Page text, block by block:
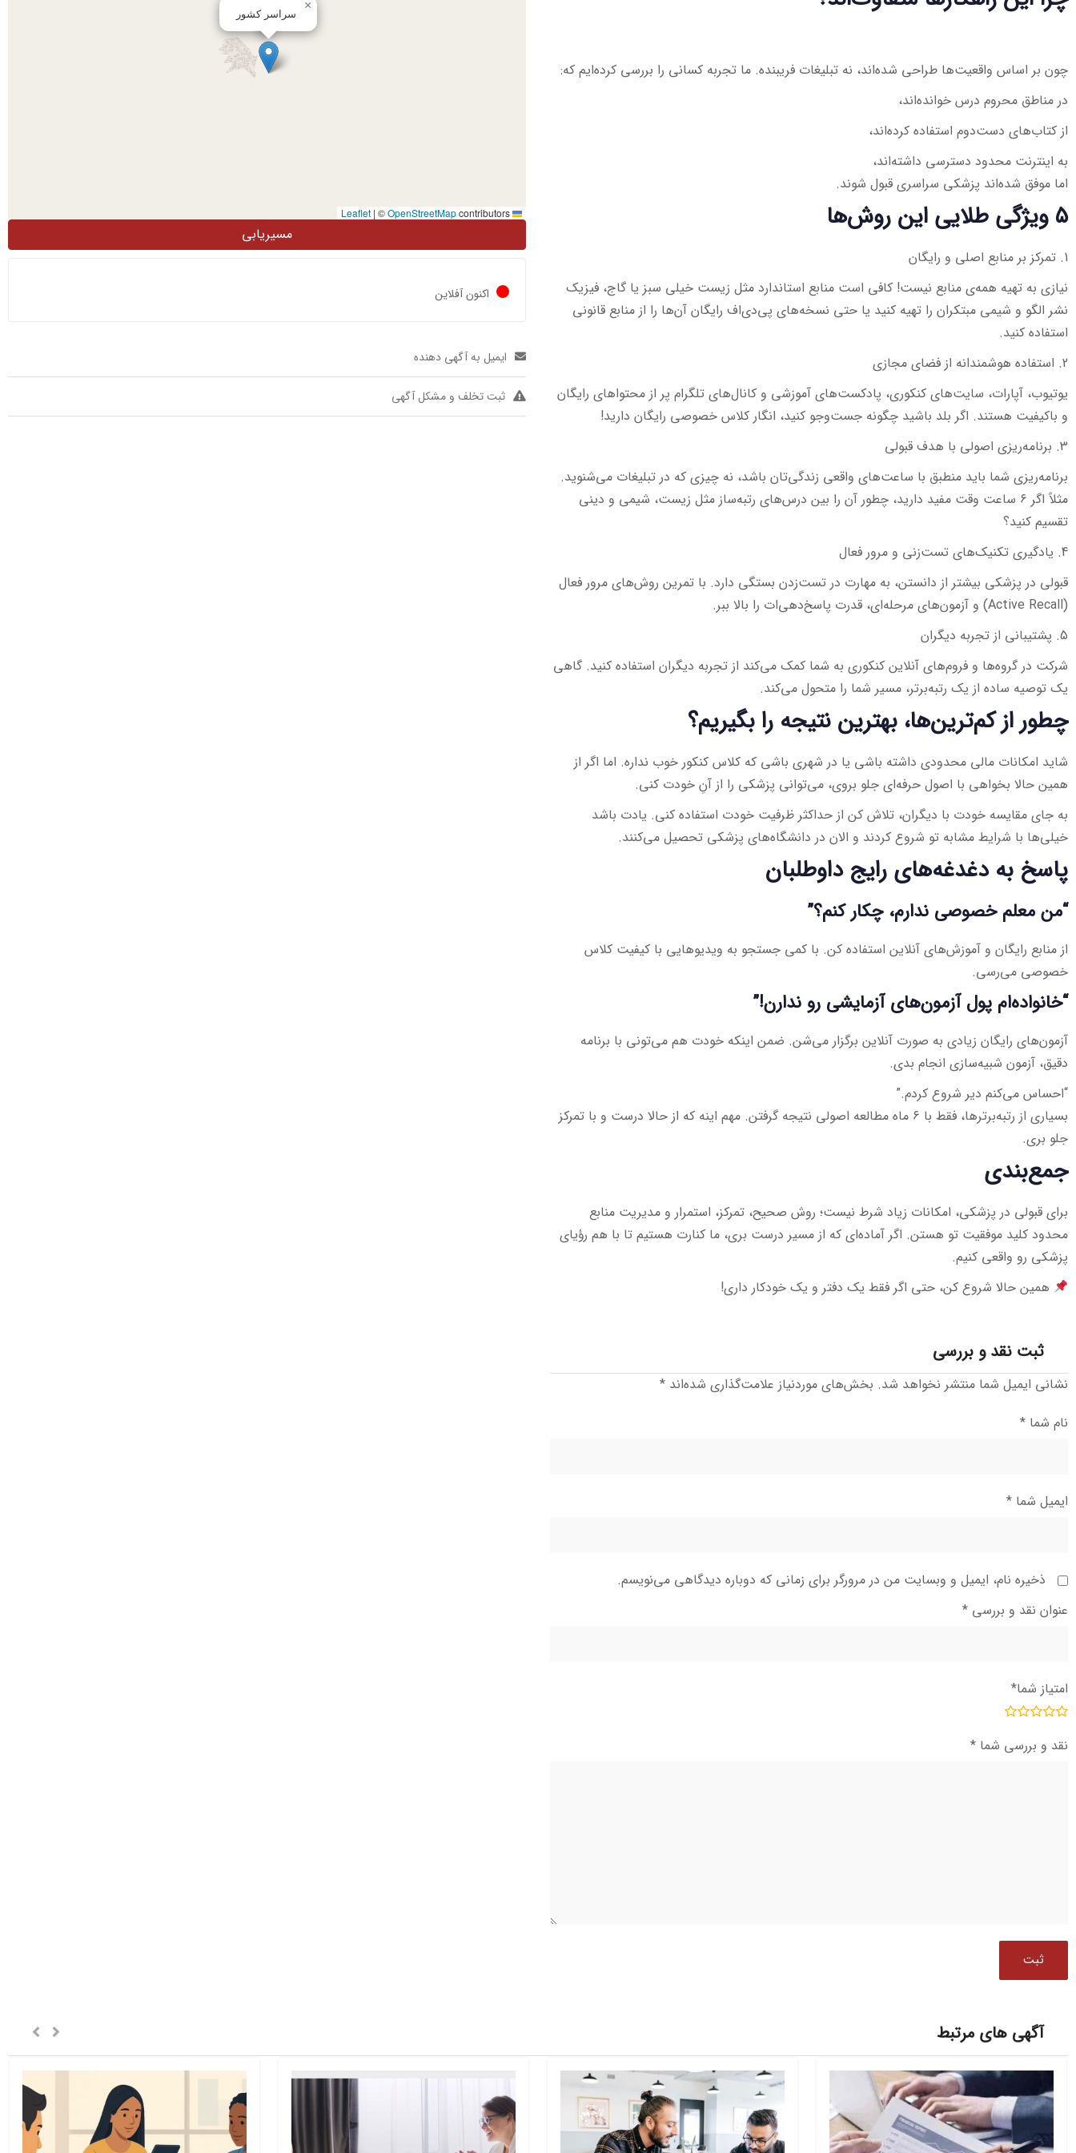
چون بر اساس واقعیت‌ها طراحی شده‌اند، نه تبلیغات فریبنده. ما تجربه کسانی را بررسی کرده‌ایم که:
در مناطق محروم درس خوانده‌اند،
از کتاب‌های دست‌دوم استفاده کرده‌اند،
به اینترنت محدود دسترسی داشته‌اند،
اما موفق شده‌اند پزشکی سراسری قبول شوند.
۵ ویژگی طلایی این روش‌ها
1. تمرکز بر منابع اصلی و رایگان
نیازی به تهیه همه‌ی منابع نیست! کافی است منابع استاندارد مثل زیست خیلی سبز یا گاج، فیزیک
نشر الگو و شیمی مبتکران را تهیه کنید یا حتی نسخه‌های پی‌دی‌اف رایگان آن‌ها را از منابع قانونی
استفاده کنید.
2. استفاده هوشمندانه از فضای مجازی
یوتیوب، آپارات، سایت‌های کنکوری، پادکست‌های آموزشی و کانال‌های تلگرام پر از محتواهای رایگان
و باکیفیت هستند. اگر بلد باشید چگونه جست‌وجو کنید، انگار کلاس خصوصی رایگان دارید!
3. برنامه‌ریزی اصولی با هدف قبولی
برنامه‌ریزی شما باید منطبق با ساعت‌های واقعی زندگی‌تان باشد، نه چیزی که در تبلیغات می‌شنوید.
مثلاً اگر ۶ ساعت وقت مفید دارید، چطور آن را بین درس‌های رتبه‌ساز مثل زیست، شیمی و دینی
تقسیم کنید؟
4. یادگیری تکنیک‌های تست‌زنی و مرور فعال
قبولی در پزشکی بیشتر از دانستن، به مهارت در تست‌زدن بستگی دارد. با تمرین روش‌های مرور فعال
(Active Recall) و آزمون‌های مرحله‌ای، قدرت پاسخ‌دهی‌ات را بالا ببر.
5. پشتیبانی از تجربه دیگران
شرکت در گروه‌ها و فروم‌های آنلاین کنکوری به شما کمک می‌کند از تجربه دیگران استفاده کنید. گاهی
یک توصیه ساده از یک رتبه‌برتر، مسیر شما را متحول می‌کند.
چطور از کم‌ترین‌ها، بهترین نتیجه را بگیریم؟
شاید امکانات مالی محدودی داشته باشی یا در شهری باشی که کلاس کنکور خوب نداره. اما اگر از
همین حالا بخواهی با اصول حرفه‌ای جلو بروی، می‌توانی پزشکی را از آنِ خودت کنی.
به جای مقایسه خودت با دیگران، تلاش کن از حداکثر ظرفیت خودت استفاده کنی. یادت باشد
خیلی‌ها با شرایط مشابه تو شروع کردند و الان در دانشگاه‌های پزشکی تحصیل می‌کنند.
پاسخ به دغدغه‌های رایج داوطلبان
“من معلم خصوصی ندارم، چکار کنم؟”
از منابع رایگان و آموزش‌های آنلاین استفاده کن. با کمی جستجو به ویدیوهایی با کیفیت کلاس
خصوصی می‌رسی.
“خانواده‌ام پول آزمون‌های آزمایشی رو ندارن!”
آزمون‌های رایگان زیادی به صورت آنلاین برگزار می‌شن. ضمن اینکه خودت هم می‌تونی با برنامه
دقیق، آزمون شبیه‌سازی انجام بدی.
“احساس می‌کنم دیر شروع کردم.”
بسیاری از رتبه‌برترها، فقط با ۶ ماه مطالعه اصولی نتیجه گرفتن. مهم اینه که از حالا درست و با تمرکز
جلو بری.
جمع‌بندی
برای قبولی در پزشکی، امکانات زیاد شرط نیست؛ روش صحیح، تمرکز، استمرار و مدیریت منابع
محدود کلید موفقیت تو هستن. اگر آماده‌ای که از مسیر درست بری، ما کنارت هستیم تا با هم رؤیای
پزشکی رو واقعی کنیم.
همین حالا شروع کن، حتی اگر فقط یک دفتر و یک خودکار داری!
ثبت نقد و بررسی
نشانی ایمیل شما منتشر نخواهد شد. بخش‌های موردنیاز علامت‌گذاری شده‌اند *
نام شما *
ایمیل شما *
ذخیره نام، ایمیل و وبسایت من در مرورگر برای زمانی که دوباره دیدگاهی می‌نویسم.
عنوان نقد و بررسی *
امتیاز شما*
نقد و بررسی شما *
سراسر کشور
×
| ©OpenStreetMapcontributors
مسیریابی
اکنون آفلاین
ایمیل به آگهی دهنده
ثبت تخلف و مشکل آگهی
آگهی های مرتبط